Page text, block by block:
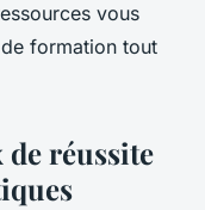
vous
formation tout
réussite